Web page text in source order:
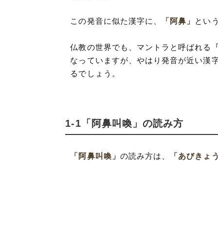
この発音に似た漢字に、 「阿鼻」 とい
仏教の世界でも、マントラと呼ばれる
なっていますが、やはり発音が近い漢
るでしょう。
1-1「阿鼻叫喚」の読み方
「阿鼻叫喚」 の読み方は、 「あびきょ